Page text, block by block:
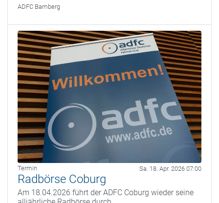
ADFC Bamberg
Termin Sa. 18. Apr. 2026 07:00
Radbörse Coburg
Am 18.04.2026 führt der ADFC Coburg wieder seine